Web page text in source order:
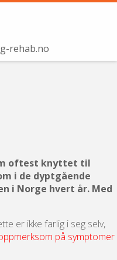
rehab.no
oftest knyttet til
i de dyptgående
i Norge hvert år. Med
er ikke farlig i seg selv,
på symptomer